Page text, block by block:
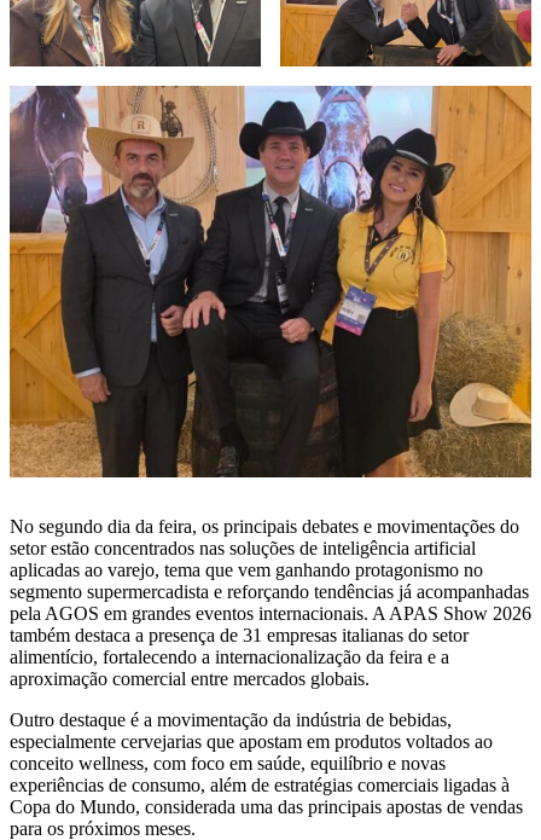
No segundo dia da feira, os principais debates e movimentações do
setor estão concentrados nas soluções de inteligência artificial
aplicadas ao varejo, tema que vem ganhando protagonismo no
segmento supermercadista e reforçando tendências já acompanhadas
pela AGOS em grandes eventos internacionais. A APAS Show 2026
também destaca a presença de 31 empresas italianas do setor
alimentício, fortalecendo a internacionalização da feira e a
aproximação comercial entre mercados globais.
Outro destaque é a movimentação da indústria de bebidas,
especialmente cervejarias que apostam em produtos voltados ao
conceito wellness, com foco em saúde, equilíbrio e novas
experiências de consumo, além de estratégias comerciais ligadas à
Copa do Mundo, considerada uma das principais apostas de vendas
para os próximos meses.